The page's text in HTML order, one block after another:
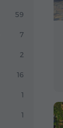
59
7
2
16
1
1